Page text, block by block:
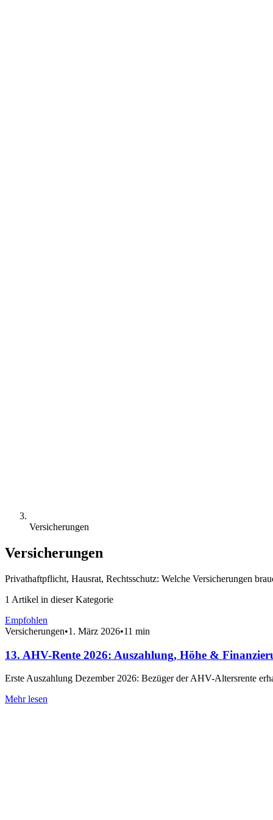
Versicherungen
Versicherungen
Privathaftpflicht, Hausrat, Rechtsschutz: Welche Versicherungen
1 Artikel in dieser Kategorie
Empfohlen
Versicherungen•1. März 2026•11 min
13. AHV-Rente 2026: Auszahlung, Höhe &
Erste Auszahlung Dezember 2026: Bezüger der AHV-Altersrente
Mehr lesen